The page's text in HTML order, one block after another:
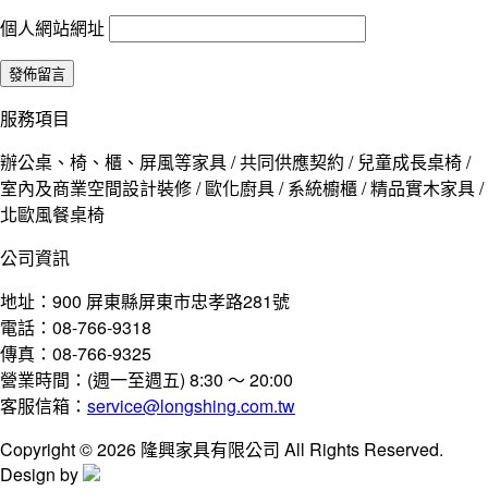
個人網站網址
服務項目
辦公桌、椅、櫃、屏風等家具 / 共同供應契約 / 兒童成長桌椅 /
室內及商業空間設計裝修 / 歐化廚具 / 系統櫥櫃 / 精品實木家具 /
北歐風餐桌椅
公司資訊
地址：900 屏東縣屏東市忠孝路281號
電話：08-766-9318
傳真：08-766-9325
營業時間：(週一至週五) 8:30 ～ 20:00
客服信箱： service@longshing.com.tw
Copyright © 2026 隆興家具有限公司 All Rights Reserved.
Design by